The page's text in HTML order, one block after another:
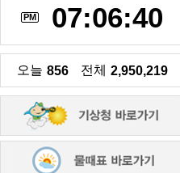
PM 07:06:40
오늘 856 전체 2,950,219